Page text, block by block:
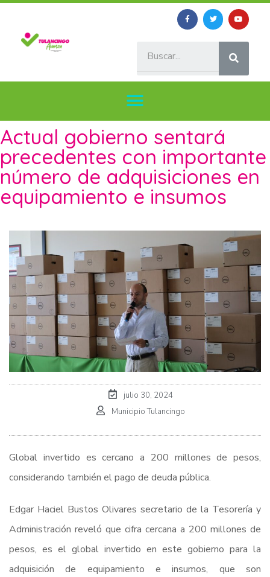
Actual gobierno sentará
precedentes con importante
número de adquisiciones en
equipamiento e insumos
julio 30, 2024
Municipio Tulancingo
Global invertido es cercano a 200 millones de pesos,
considerando también el pago de deuda pública.
Edgar Haciel Bustos Olivares secretario de la Tesorería y
Administración reveló que cifra cercana a 200 millones de
pesos, es el global invertido en este gobierno para la
adquisición de equipamiento e insumos, que son